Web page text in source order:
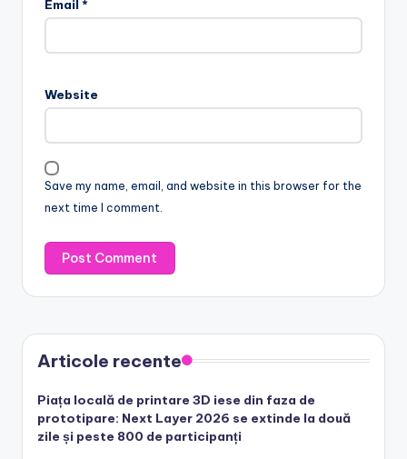
Email *
Website
Save my name, email, and website in this browser for the
next time I comment.
Articole recente
Piața locală de printare 3D iese din faza de
prototipare: Next Layer 2026 se extinde la două
zile și peste 800 de participanți